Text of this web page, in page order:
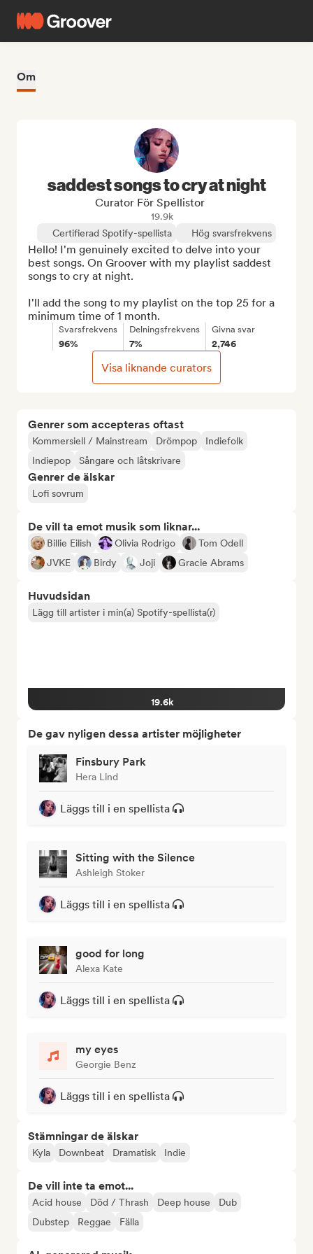
Om
Genrer som accepteras oftast
Kommersiell / Mainstream Drömpop
Indiefolk
Indiepop
Sångare och låtskrivare
Genrer de älskar
Lofi sovrum
De vill ta emot musik som liknar...
Billie Eilish Olivia Rodrigo
Tom Odell
JVKE
Birdy Joji Gracie Abrams
Huvudsidan
Lägg till artister i min(a) Spotify-spellista(r)
19.6k
De gav nyligen dessa artister möjligheter
Finsbury Park
Hera Lind
Läggs till i en spellista
Sitting with the Silence
Ashleigh Stoker
Läggs till i en spellista
good for long
Alexa Kate
Läggs till i en spellista
my eyes
Georgie Benz
Läggs till i en spellista
Stämningar de älskar
Kyla Downbeat Dramatisk Indie
De vill inte ta emot...
Acid house Död / Thrash Deep house
Dub
Dubstep
Reggae Fälla
saddest songs to cry at night
Curator För Spellistor
19.9k
Certifierad Spotify-spellista
Hög svarsfrekvens
Hello! I'm genuinely excited to delve into your
best songs. On Groover with my playlist saddest
songs to cry at night.
I'll add the song to my playlist on the top 25 for a
minimum time of 1 month.
Svarsfrekvens
96%
Delningsfrekvens
7%
Givna svar
2,746
Visa liknande curators